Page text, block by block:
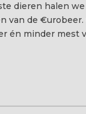
dieren halen
van de
én minder mest